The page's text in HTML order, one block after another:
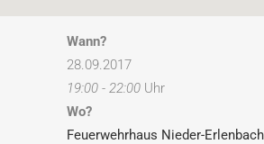
Wann?
28.09.2017
19:00 - 22:00 Uhr
Wo?
Feuerwehrhaus Nieder-Erlenbach